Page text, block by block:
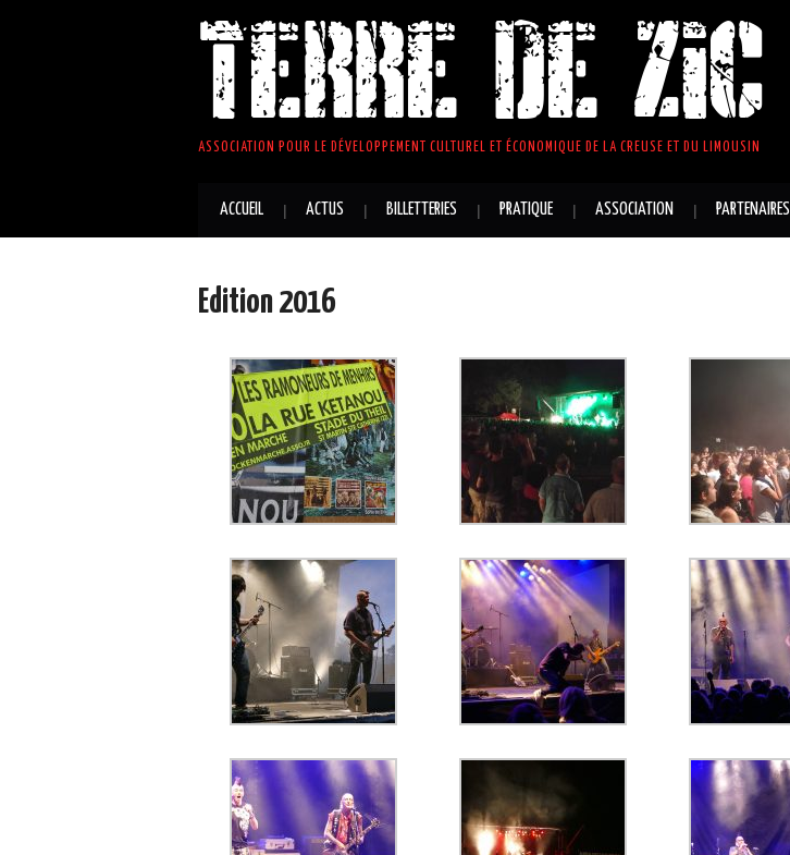
TERRE DE ZIC
ASSOCIATION POUR LE DÉVELOPPEMENT CULTUREL ET ÉCONOMIQUE DE LA CREUSE ET DU LIMOUSIN
ACCUEIL ACTUS BILLETTERIES PRATIQUE ASSOCIATION PARTENAIRES
Edition 2016